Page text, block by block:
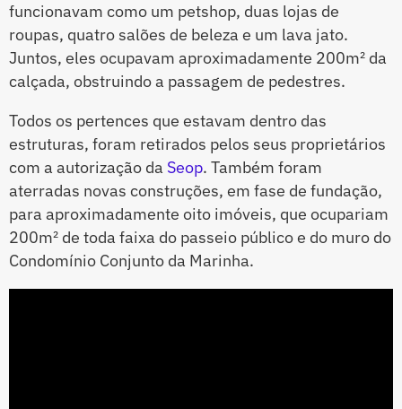
funcionavam como um petshop, duas lojas de
roupas, quatro salões de beleza e um lava jato.
Juntos, eles ocupavam aproximadamente 200m² da
calçada, obstruindo a passagem de pedestres.
Todos os pertences que estavam dentro das
estruturas, foram retirados pelos seus proprietários
com a autorização da Seop. Também foram
aterradas novas construções, em fase de fundação,
para aproximadamente oito imóveis, que ocupariam
200m² de toda faixa do passeio público e do muro do
Condomínio Conjunto da Marinha.